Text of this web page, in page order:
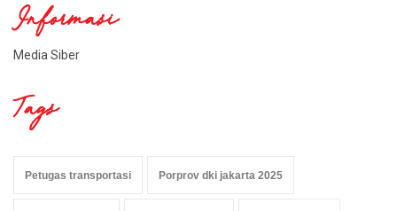
Informasi
Media Siber
Tags
Petugas transportasi Porprov dki jakarta 2025